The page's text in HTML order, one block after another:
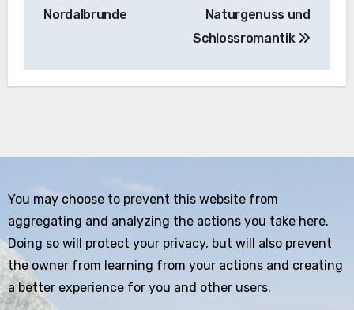
Nordalbrunde
Naturgenuss und
Schlossromantik
You may choose to prevent this website from
aggregating and analyzing the actions you take here.
Doing so will protect your privacy, but will also prevent
the owner from learning from your actions and creating
a better experience for you and other users.